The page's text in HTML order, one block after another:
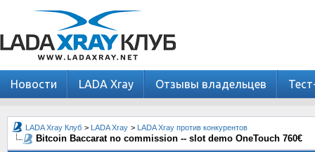
Новости LADA Xray Отзывы владельцев
LADA Xray Клуб > LADA Xray > LADA Xray против конкурентов
Bitcoin Baccarat no commission -- slot demo OneTouch 760€